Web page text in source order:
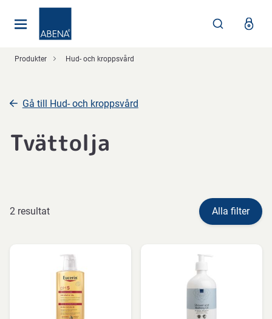
Produkter Hud- och kroppsvård
Gå till Hud- och kroppsvård
Tvättolja
2 resultat Alla filter